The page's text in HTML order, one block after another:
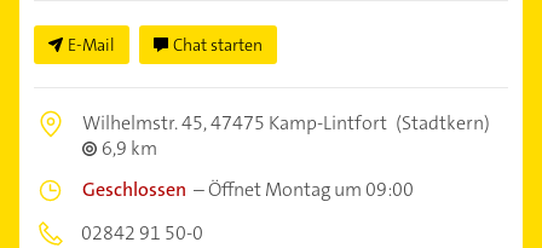
E-Mail Chat starten
Wilhelmstr. 45,47475 Kamp-Lintfort (Stadtkern)
6,9 km
Geschlossen –Öffnet Montag um 09:00
02842 91 50-0